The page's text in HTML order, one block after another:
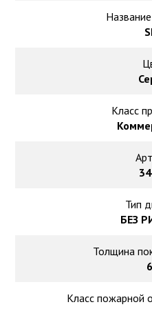
Ковролин под
Класс
Тип
БЕЗ
Толщина
Класс пожарной